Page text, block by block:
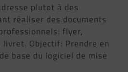
plutot à des
réaliser des documents
flyer,
Objectif: Prendre en
base du logiciel de mise